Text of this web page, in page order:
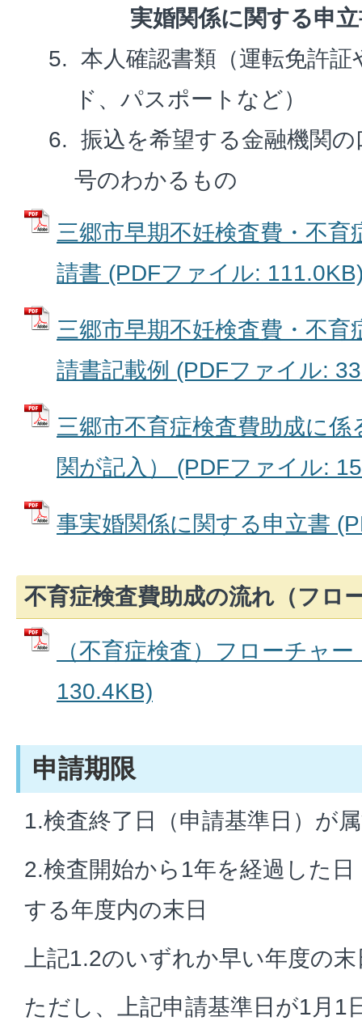
実婚関係に関する申
本人確認書類（運転免許
ド、パスポートなど）
振込を希望する金融機関
号のわかるもの
三郷市早期不妊検査費・不育
請書 (PDFファイル:
三郷市早期不妊検査費・不育
請書記載例 (PDFファイル:
三郷市不育症検査費助成に
関が記入） (PDFファイル:
事実婚関係に関する申立書
不育症検査費助成の流れ（フロ
（不育症検査）フローチャ
130.4KB)
申請期限
1.検査終了日（申請基準日）が
2.検査開始から1年を経過した
する年度内の末日
上記1.2のいずれか早い年度の末
ただし、上記申請基準日が1月1